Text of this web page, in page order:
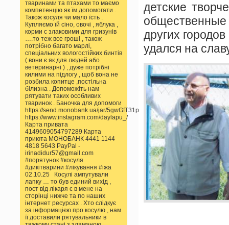
тваринами та птахами то маємо
компетенцію як їм допомогати .
Також косуля чи мало їсть .
Купляємо їй сіно, овочі , яблука ,
корми с злаковими для гризунів
….то теж все гроші , також
потрібно багато марлі,
спеціальних вологостійких бинтів
( вони є як для людей або
ветеринарні ) , дуже потрібні
килими на підлогу , щоб вона не
розбила копитце ,постільна
білизна . Допоможіть нам
рятувати таких особливих
тваринок . Баночка для допомоги
https://send.monobank.ua/jar/5gwGfT31pp
https://www.instagram.com/daylapu_/
Карта привата
4149609054797289 Карта
приюта МОНОБАНК 4441 1144
4818 5643 PayPal -
irinadidur57@gmail.com
#порятунок #косуля
#дикітварини #лікування #іжа
02.10.25 Косулі ампутували
лапку … то був единий вихід ,
пост від лікаря є в мене на
сторінці нижче та по наших
інтернет ресурсах . Хто слідкує
за інформацією про косулю , нам
її доставили рятувальники в
детские
других
удался на